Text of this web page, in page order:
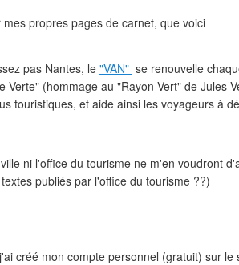
propres pages de carnet, que voici
pas Nantes, le "VAN" se renouvelle
(hommage au "Rayon Vert" de Jules
touristiques, et aide ainsi les voyageurs à
ni l'office du tourisme ne m'en voudront
publiés par l'office du tourisme ??)
créé mon compte personnel (gratuit) sur le